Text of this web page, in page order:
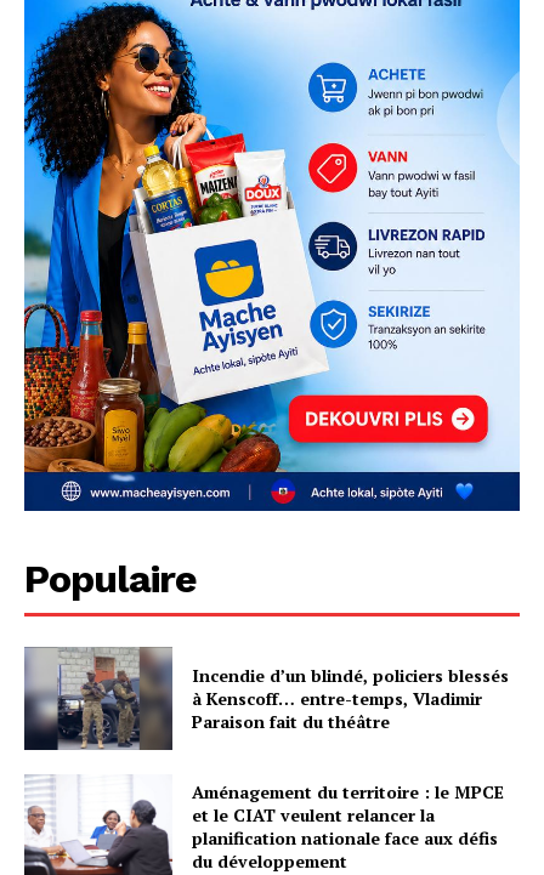
Populaire
Incendie d’un blindé, policiers blessés
à Kenscoff… entre-temps, Vladimir
Paraison fait du théâtre
Aménagement du territoire : le MPCE
et le CIAT veulent relancer la
planification nationale face aux défis
du développement